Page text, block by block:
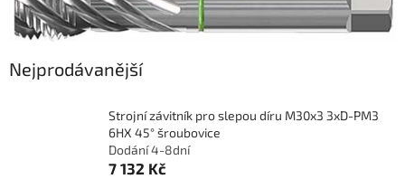
Nejprodávanější
Strojní závitník pro slepou díru M30x3 3xD-PM3
6HX 45° šroubovice
Dodání 4-8dní
7 132 Kč